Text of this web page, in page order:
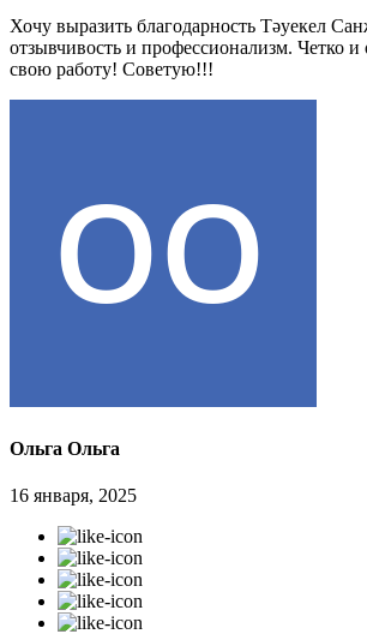
Хочу выразить благодарность Тәуекел
отзывчивость и профессионализм. Четко
свою работу! Советую!!!
Ольга Ольга
16 января, 2025